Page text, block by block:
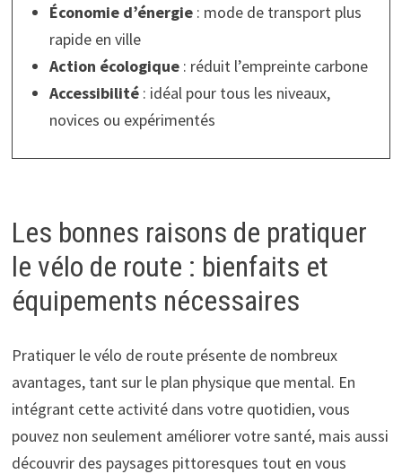
Économie d’énergie: mode de transport plus
rapide en ville
Action écologique: réduit l’empreinte carbone
Accessibilité: idéal pour tous les niveaux,
novices ou expérimentés
Les bonnes raisons de pratiquer
le vélo de route : bienfaits et
équipements nécessaires
Pratiquer le vélo de route présente de nombreux
avantages, tant sur le plan physique que mental. En
intégrant cette activité dans votre quotidien, vous
pouvez non seulement améliorer votre santé, mais aussi
découvrir des paysages pittoresques tout en vous